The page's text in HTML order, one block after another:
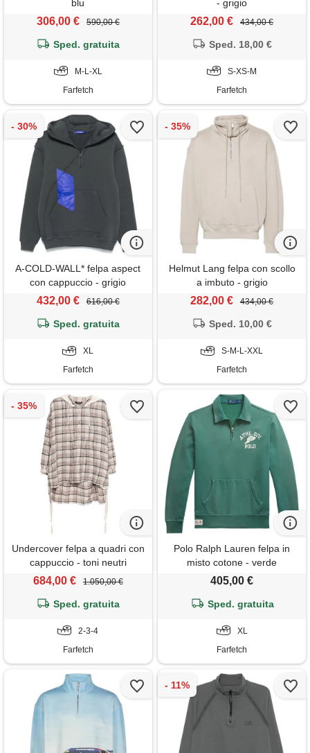
blu
306,00 € 590,00 €
Sped. gratuita
M-L-XL
Farfetch
- grigio
262,00 € 434,00 €
Sped. 18,00 €
S-XS-M
Farfetch
A-COLD-WALL* felpa aspect
con cappuccio - grigio
432,00 € 616,00 €
Sped. gratuita
XL
Farfetch
Helmut Lang felpa con scollo
a imbuto - grigio
282,00 € 434,00 €
Sped. 10,00 €
S-M-L-XXL
Farfetch
Undercover felpa a quadri con
cappuccio - toni neutri
684,00 € 1.050,00 €
Sped. gratuita
2-3-4
Farfetch
Polo Ralph Lauren felpa in
misto cotone - verde
405,00 €
Sped. gratuita
XL
Farfetch